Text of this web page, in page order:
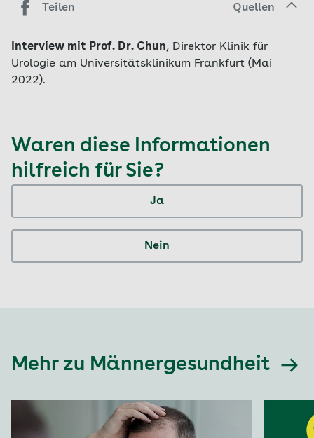
Teilen Quellen
Interview mit Prof. Dr. Chun, Direktor Klinik für
Urologie am Universitätsklinikum Frankfurt (Mai
2022).
Waren diese Informationen
hilfreich für Sie?
Ja
Nein
Mehr zu Männergesundheit